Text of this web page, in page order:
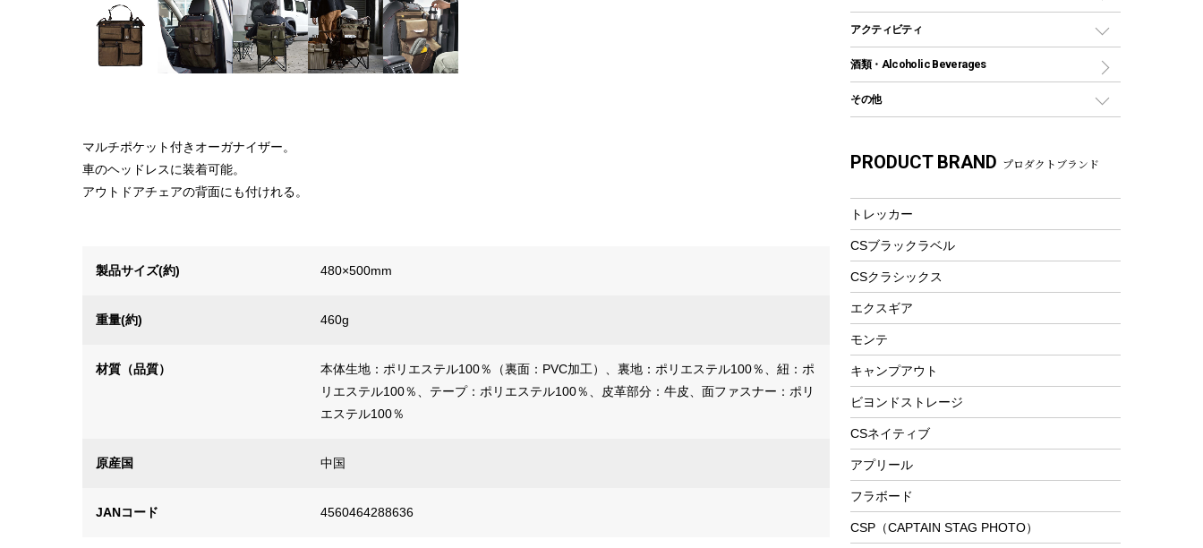
マルチポケット付きオーガナイザー。
車のヘッドレスに装着可能。
アウトドアチェアの背面にも付けれる。
製品サイズ(約) 480×500mm
重量(約) 460g
材質（品質）
本体生地：ポリエステル100％（裏面：PVC加工）、裏地：ポリエステル100％、紐：ポ
リエステル100％、テープ：ポリエステル100％、皮革部分：牛皮、面ファスナー：ポリ
エステル100％
原産国 中国
JANコード 4560464288636
グランドシート
ガイドロープ
ツール
火起こし
バーベキューツール
燃料・着火剤・炭
ナイフ
カトラリー
マグカップ、カップ
フードボトル
コーヒー&ミル
トレー
ランチョンマット
ランチボックス
ピクニックセット
リュック、バックパック
トートバッグ、サコッシュ
ショッピングキャリー
その他アウトドア雑貨
レイン
ツール、他
カヤック
パドル
ヘルメット
アクセサリー
折りたたみ自転車
スポーツサイクル
シティサイクル
自転車用アクセサリー
自転車ウェア
アクティビティ
マリン
ラッシュガード
テント
フローティングベスト
ヘルメット
エアーポンプ
ウィンター
防寒ウェア
ツール&アクセサリー
トレッキング
トレッキングステッキ
トレッキングアクセサリー
プレイグッズ
ウェルネス
酒類・Alcoholic Beverages
その他
湯たんぽ
PRODUCT BRAND プロダクトブランド
トレッカー
CSブラックラベル
CSクラシックス
エクスギア
モンテ
キャンプアウト
ビヨンドストレージ
CSネイティブ
アプリール
フラボード
CSP（CAPTAIN STAG PHOTO）